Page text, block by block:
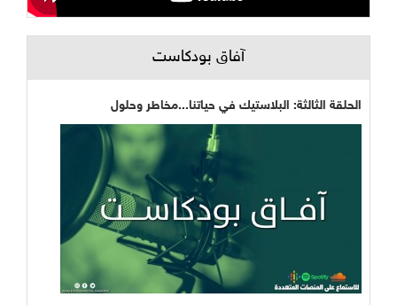
آفاق بودكاست
الحلقة الثالثة: البلاستيك في حياتنا...مخاطر وحلول